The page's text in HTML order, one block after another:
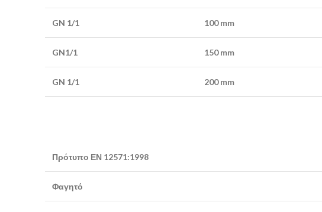
GN 1/1 100 mm
GN1/1 150 mm
GN 1/1 200 mm
Πρότυπο ΕΝ 12571:1998
Φαγητό